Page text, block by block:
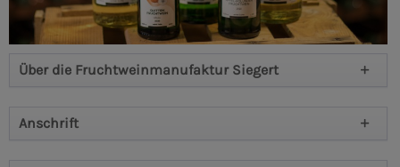
Anschrift
Über die Fruchtweinmanufaktur Siegert